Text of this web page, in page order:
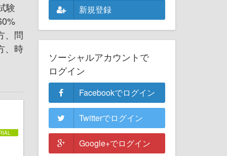
験
、問
、時
新規登録
ソーシャルアカウントで
ログイン
Facebookでログイン
Twitterでログイン
Google+でログイン